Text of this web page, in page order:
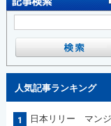
人気記事ランキング
1
日本リリー マン